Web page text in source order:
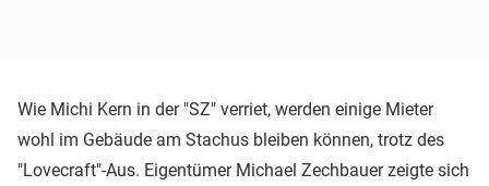
Wie Michi Kern in der "SZ" verriet, werden einige Mieter
wohl im Gebäude am Stachus bleiben können, trotz des
"Lovecraft"-Aus. Eigentümer Michael Zechbauer zeigte sich